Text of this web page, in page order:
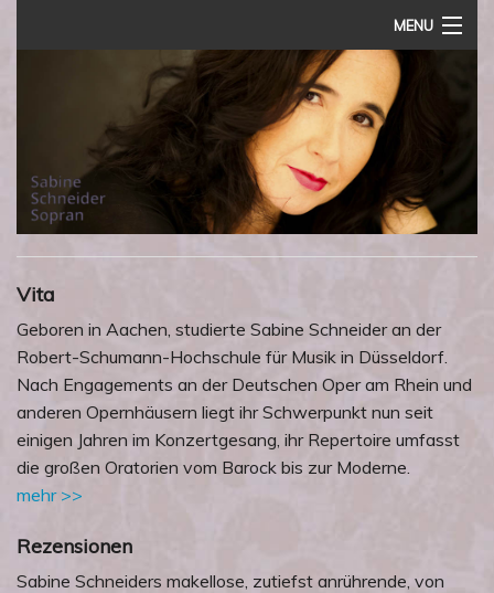
MENU
Termine
Rezensionen
Impressum
Vita
Geboren in Aachen, studierte Sabine Schneider an der
Robert-Schumann-Hochschule für Musik in Düsseldorf.
Nach Engagements an der Deutschen Oper am Rhein und
anderen Opernhäusern liegt ihr Schwerpunkt nun seit
einigen Jahren im Konzertgesang, ihr Repertoire umfasst
die großen Oratorien vom Barock bis zur Moderne.
mehr >>
Rezensionen
Sabine Schneiders makellose, zutiefst anrührende, von